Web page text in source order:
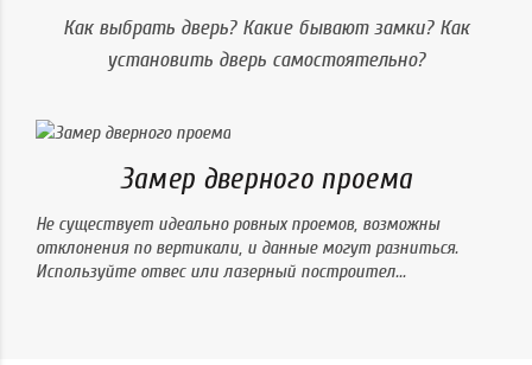
Как выбрать дверь? Какие бывают замки? Как
установить дверь самостоятельно?
Замер дверного проема
Не существует идеально ровных проемов, возможны
отклонения по вертикали, и данные могут разниться.
Используйте отвес или лазерный построител...